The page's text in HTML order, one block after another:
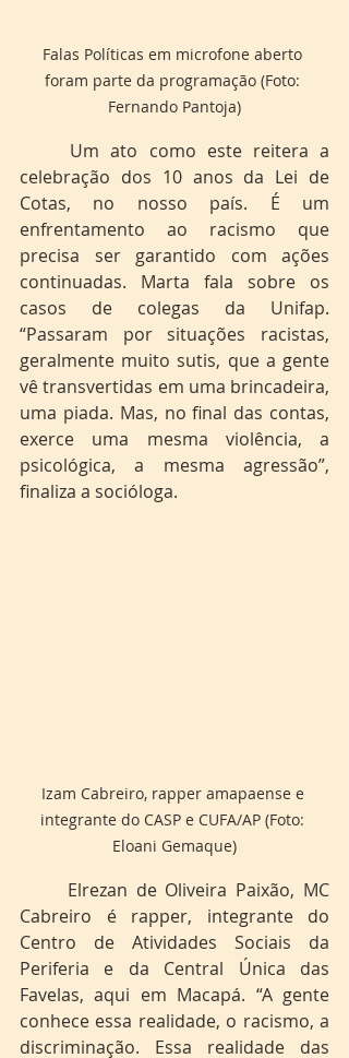
Falas Políticas em microfone aberto
foram parte da programação (Foto:
Fernando Pantoja)
celebração dos 10 anos da Lei de
Cotas, no nosso país. É um
enfrentamento ao racismo que
precisa ser garantido com ações
continuadas. Marta fala sobre os
casos de colegas da Unifap.
“Passaram por situações racistas,
geralmente muito sutis, que a gente
vê transvertidas em uma brincadeira,
uma piada. Mas, no final das contas,
exerce uma mesma violência, a
psicológica, a mesma agressão”,
finaliza a socióloga.
Izam Cabreiro, rapper amapaense e
integrante do CASP e CUFA/AP (Foto:
Eloani Gemaque)
Cabreiro é rapper, integrante do
Centro de Atividades Sociais da
Periferia e da Central Única das
Favelas, aqui em Macapá. “A gente
conhece essa realidade, o racismo, a
discriminação. Essa realidade das